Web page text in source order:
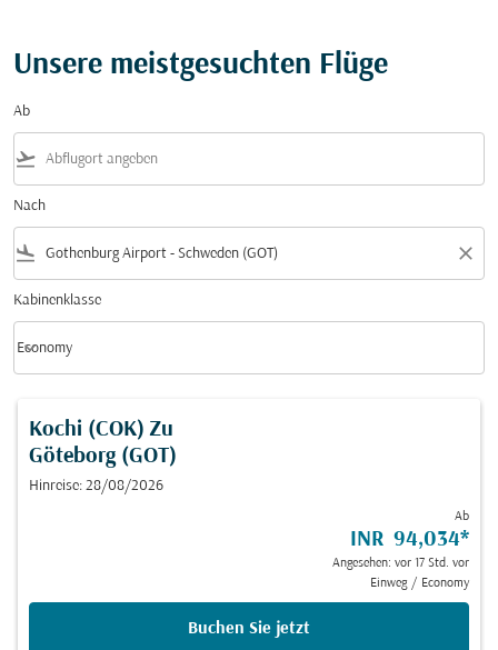
Unsere meistgesuchten Flüge
Ab
flight_takeoff
Nach
flight_land close
Kabinenklasse
Kabinenklasse option Economy Selected
Economy
keyboard_arrow_down
Kochi (COK) Zu
Göteborg (GOT)
Hinreise: 28/08/2026
Ab
INR 94,034*
Angesehen: vor 17 Std. vor
Einweg / Economy
Buchen Sie jetzt